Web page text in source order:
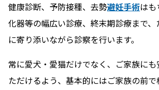
健康診断、予防接種、去勢避妊手術は
化器等の幅広い診療、終末期診療まで
に寄り添いながら診察を行います。
常に愛犬・愛猫だけでなく、ご家族に
ただけるよう、基本的にはご家族の前